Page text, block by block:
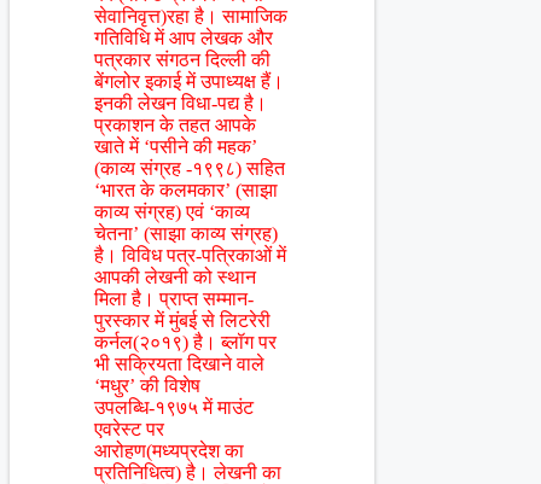
सेवानिवृत्त)रहा है। सामाजिक
गतिविधि में आप लेखक और
पत्रकार संगठन दिल्ली की
बेंगलोर इकाई में उपाध्यक्ष हैं।
इनकी लेखन विधा-पद्य है।
प्रकाशन के तहत आपके
खाते में ‘पसीने की महक’
(काव्य संग्रह -१९९८) सहित
‘भारत के कलमकार’ (साझा
काव्य संग्रह) एवं ‘काव्य
चेतना’ (साझा काव्य संग्रह)
है। विविध पत्र-पत्रिकाओं में
आपकी लेखनी को स्थान
मिला है। प्राप्त सम्मान-
पुरस्कार में मुंबई से लिटरेरी
कर्नल(२०१९) है। ब्लॉग पर
भी सक्रियता दिखाने वाले
‘मधुर’ की विशेष
उपलब्धि-१९७५ में माउंट
एवरेस्ट पर
आरोहण(मध्यप्रदेश का
प्रतिनिधित्व) है। लेखनी का